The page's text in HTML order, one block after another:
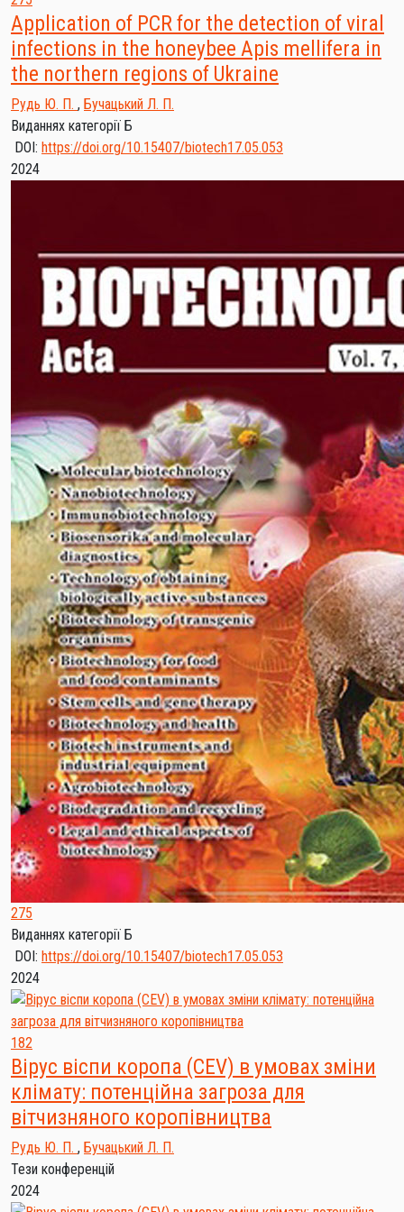
Application of PCR for the detection of viral
infections in the honeybee Apis mellifera in
the northern regions of Ukraine
Рудь Ю. П. , Бучацький Л. П.
Виданнях категорії Б
DOI: https://doi.org/10.15407/biotech17.05.053
2024
275
Виданнях категорії Б
DOI: https://doi.org/10.15407/biotech17.05.053
2024
182
Вірус віспи коропа (CEV) в умовах зміни
клімату: потенційна загроза для
вітчизняного коропівництва
Рудь Ю. П. , Бучацький Л. П.
Тези конференцій
2024